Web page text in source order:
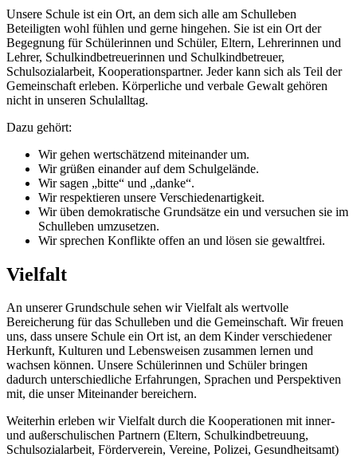
Unsere Schule ist ein Ort, an dem sich alle am Schulleben
Beteiligten wohl fühlen und gerne hingehen. Sie ist ein Ort der
Begegnung für Schülerinnen und Schüler, Eltern, Lehrerinnen und
Lehrer, Schulkindbetreuerinnen und Schulkindbetreuer,
Schulsozialarbeit, Kooperationspartner. Jeder kann sich als Teil der
Gemeinschaft erleben. Körperliche und verbale Gewalt gehören
nicht in unseren Schulalltag.
Dazu gehört:
Wir gehen wertschätzend miteinander um.
Wir grüßen einander auf dem Schulgelände.
Wir sagen „bitte“ und „danke“.
Wir respektieren unsere Verschiedenartigkeit.
Wir üben demokratische Grundsätze ein und versuchen sie im
Schulleben umzusetzen.
Wir sprechen Konflikte offen an und lösen sie gewaltfrei.
Vielfalt
An unserer Grundschule sehen wir Vielfalt als wertvolle
Bereicherung für das Schulleben und die Gemeinschaft. Wir freuen
uns, dass unsere Schule ein Ort ist, an dem Kinder verschiedener
Herkunft, Kulturen und Lebensweisen zusammen lernen und
wachsen können. Unsere Schülerinnen und Schüler bringen
dadurch unterschiedliche Erfahrungen, Sprachen und Perspektiven
mit, die unser Miteinander bereichern.
Weiterhin erleben wir Vielfalt durch die Kooperationen mit inner-
und außerschulischen Partnern (Eltern, Schulkindbetreuung,
Schulsozialarbeit, Förderverein, Vereine, Polizei, Gesundheitsamt)